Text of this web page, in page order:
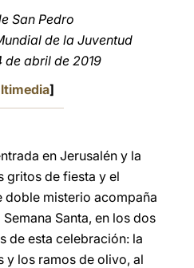
San Pedro
de la Juventud
de abril de 2019
]
en Jerusalén y la
gritos de fiesta y el
doble misterio acompaña
Santa, en los dos
de esta celebración: la
y los ramos de olivo, al